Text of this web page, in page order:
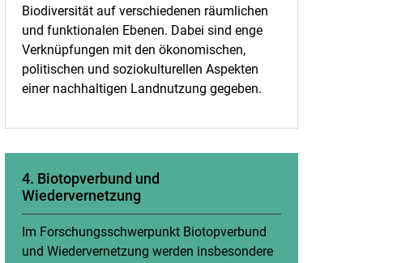
Biodiversität auf verschiedenen räumlichen
und funktionalen Ebenen. Dabei sind enge
Verknüpfungen mit den ökonomischen,
politischen und soziokulturellen Aspekten
einer nachhaltigen Landnutzung gegeben.
4. Biotopverbund und
Wiedervernetzung
Im Forschungsschwerpunkt Biotopverbund
und Wiedervernetzung werden insbesondere